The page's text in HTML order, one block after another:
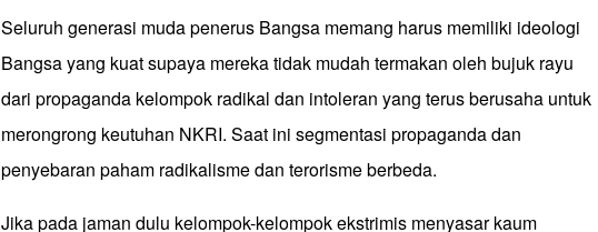
Seluruh generasi muda penerus Bangsa memang harus memiliki ideologi
Bangsa yang kuat supaya mereka tidak mudah termakan oleh bujuk rayu
dari propaganda kelompok radikal dan intoleran yang terus berusaha untuk
merongrong keutuhan NKRI. Saat ini segmentasi propaganda dan
penyebaran paham radikalisme dan terorisme berbeda.
Jika pada jaman dulu kelompok-kelompok ekstrimis menyasar kaum